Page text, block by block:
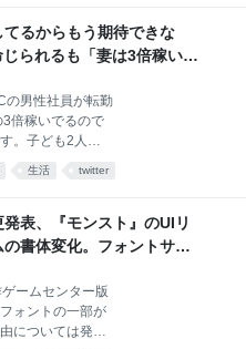
てるからもう期待できな
られるも「妻は3倍稼いで
たら、転勤がなくなった
の男性社員が転勤
倍稼いでるので
。子ども2人い
けないです。」
なみに本人は超
08-06
んで今の若者は
たり前だろ。妻
費用全部支払え
生活 twitter
表、『モンスト』のUIリ
書体変化。フォントサー
響が、いま表面化か -
ームセンター版
ォントの一部が
については発表